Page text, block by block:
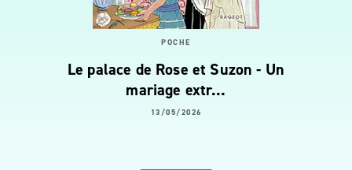
POCHE
Le palace de Rose et Suzon - Un
mariage extr…
13/05/2026